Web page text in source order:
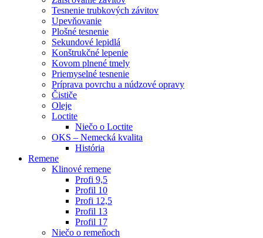
Tesnenie trubkových závitov
Upevňovanie
Plošné tesnenie
Sekundové lepidlá
Konštrukčné lepenie
Kovom plnené tmely
Priemyselné tesnenie
Príprava povrchu a núdzové opravy
Čističe
Oleje
Loctite
Niečo o Loctite
OKS – Nemecká kvalita
História
Remene
Klinové remene
Profi 9,5
Profil 10
Profi 12,5
Profil 13
Profil 17
Niečo o remeňoch